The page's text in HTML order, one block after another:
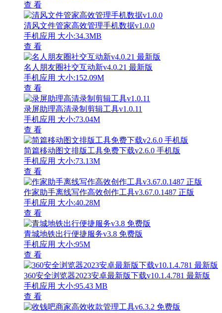
查 看
清风文件管家高效管理手机数据v1.0.0
手机应用 大小:34.3MB
查 看
名人朋友圈社交互动新v4.0.21 最新版
手机应用 大小:152.09M
查 看
录屏助理高清录制剪辑工具v1.0.11
手机应用 大小:73.04M
查 看
简篇移动图文排版工具免费下载v2.6.0 手机版
手机应用 大小:73.13M
查 看
作家助手离线写作高效创作工具v3.67.0.1487 正版
手机应用 大小:40.28M
查 看
青城地铁出行便捷服务v3.8 免费版
手机应用 大小:95M
查 看
360安全浏览器2023安卓最新版下载v10.1.4.781 最新版
手机应用 大小:95.43 MB
查 看